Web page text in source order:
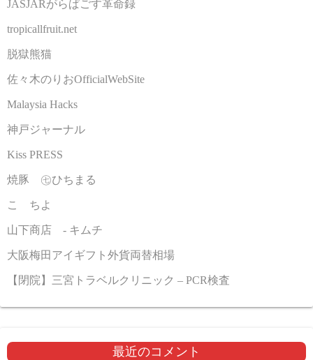
JASJARがらぱごす革命録
tropicallfruit.net
脱獄熊猫
佐々木のりおOfficialWebSite
Malaysia Hacks
神戸ジャーナル
Kiss PRESS
焼豚 ㊆ひちまる
こゝちよ
山下商店 - キムチ
大阪梅田アイギフト外貨両替相場
【閉院】三宮トラベルクリニック – PCR検査
最近のコメント